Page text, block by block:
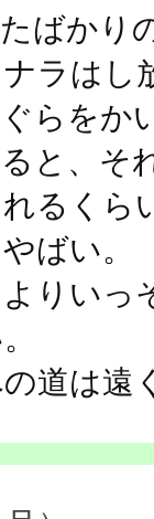
ばかり
ラはし
らをか
と、そ
るくら
ばい。
りいっ
道は遠